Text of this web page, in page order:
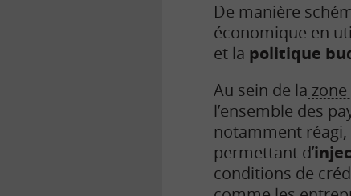
De manière
économique en
et la politique
Au sein de la
l’ensemble des
notamment
permettant d’
conditions de